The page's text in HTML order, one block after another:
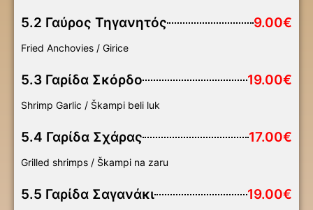
5.2 Γαύρος Τηγανητός 9.00€
Fried Anchovies / Girice
5.3 Γαρίδα Σκόρδο 19.00€
Shrimp Garlic / Škampi beli luk
5.4 Γαρίδα Σχάρας 17.00€
Grilled shrimps / Škampi na zaru
5.5 Γαρίδα Σαγανάκι 19.00€